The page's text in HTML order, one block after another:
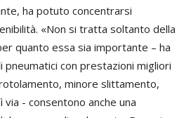
ha potuto concentrarsi
«Non si tratta soltanto della
quanto essa sia importante – ha
pneumatici con prestazioni migliori
minore slittamento,
- consentono anche una